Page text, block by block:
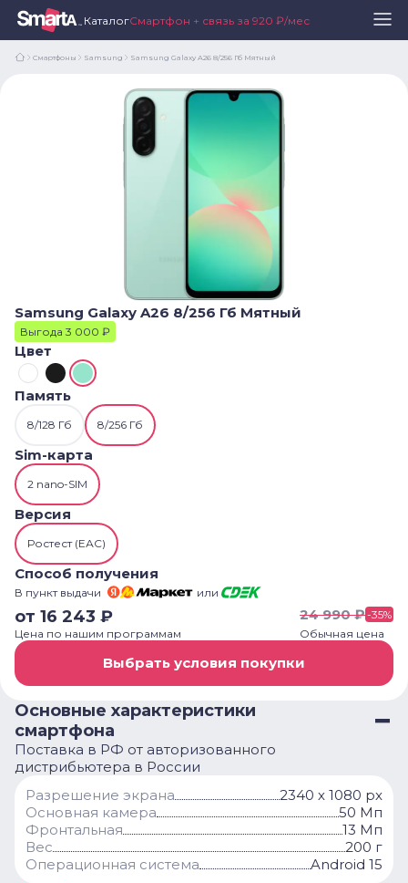
КаталогСмартфон + связь за 920 ₽/мес
Смартфоны Samsung Samsung Galaxy A26 8/256 Гб Мятный
Samsung Galaxy A26 8/256 Гб Мятный
Выгода 3 000 ₽
Цвет
Память
8/128 Гб 8/256 Гб
Sim-карта
2 nano-SIM
Версия
Ростест (ЕАС)
Способ получения
В пункт выдачи или
от 16 243 ₽
Цена по нашим программам
24 990₽-35%
Обычная цена
Выбрать условия покупки
Основные характеристики
смартфона
Поставка в РФ от авторизованного
дистрибьютера в России
Разрешение экрана
2340 х 1080 px
Основная камера
50 Мп
Фронтальная
13 Мп
Вес
200 г
Операционная система
Android 15